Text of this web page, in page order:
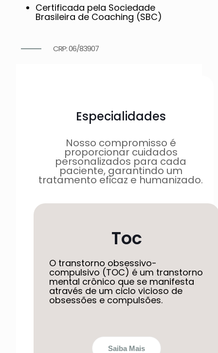
Certificada pela Sociedade
Brasileira de Coaching (SBC)
CRP: 06/83907
Especialidades
Nosso compromisso é
proporcionar cuidados
personalizados para cada
paciente, garantindo um
tratamento eficaz e humanizado.
Toc
O transtorno obsessivo-
compulsivo (TOC) é um transtorno
mental crônico que se manifesta
através de um ciclo vicioso de
obsessões e compulsões.
Saiba Mais